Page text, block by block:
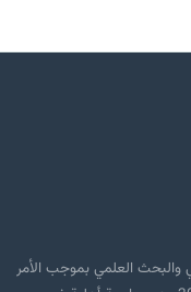
والبحث العلمي بموجب الأمر